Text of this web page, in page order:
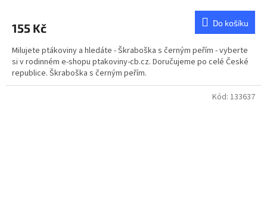
155 Kč Do košíku
Milujete ptákoviny a hledáte - Škraboška s černým peřím - vyberte
si v rodinném e-shopu ptakoviny-cb.cz. Doručujeme po celé České
republice. Škraboška s černým peřím.
Kód: 133637